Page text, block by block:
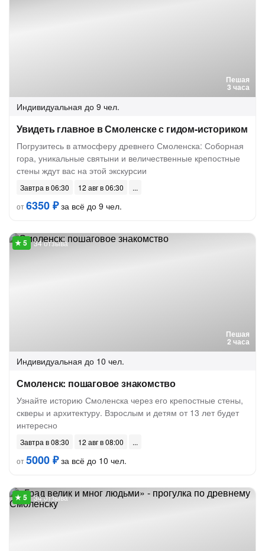
Пешая
3 часа
Индивидуальная до 9 чел.
Увидеть главное в Смоленске с гидом-историком
Погрузитесь в атмосферу древнего Смоленска: Соборная
гора, уникальные святыни и величественные крепостные
стены ждут вас на этой экскурсии
Завтра в 06:30
12 авг в 06:30
от6350 ₽за всё до 9 чел.
Пешая
2 часа
34 отзыва
Индивидуальная до 10 чел.
Смоленск: пошаговое знакомство
Узнайте историю Смоленска через его крепостные стены,
скверы и архитектуру. Взрослым и детям от 13 лет будет
интересно
Завтра в 08:30
12 авг в 08:00
от5000 ₽за всё до 10 чел.
34 отзыва